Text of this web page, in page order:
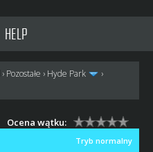
HELP
› Pozostałe › Hyde Park ›
Ocena wątku:
Tryb normalny